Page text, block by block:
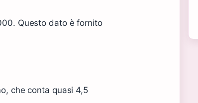
Questo dato è fornito
che conta quasi 4,5